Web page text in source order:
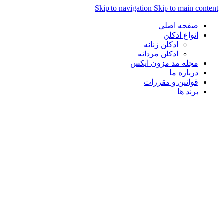
Skip to navigation Skip to main
صفحه اصلی
انواع ادکلن
ادکلن زنانه
ادکلن مردانه
مجله مد مزون ایکس
درباره ما
قوانین و مقررات
برند ها